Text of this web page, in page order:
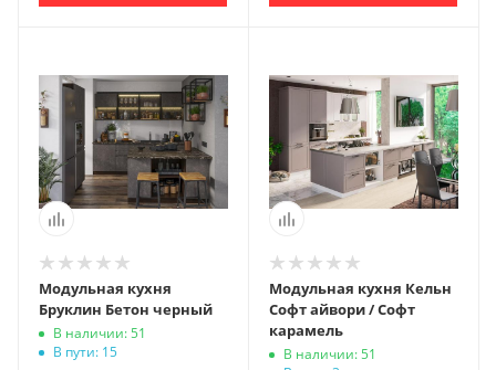
Модульная кухня
Бруклин Бетон черный
В наличии: 51
В пути: 15
Модульная кухня Кельн
Софт айвори / Софт
карамель
В наличии: 51